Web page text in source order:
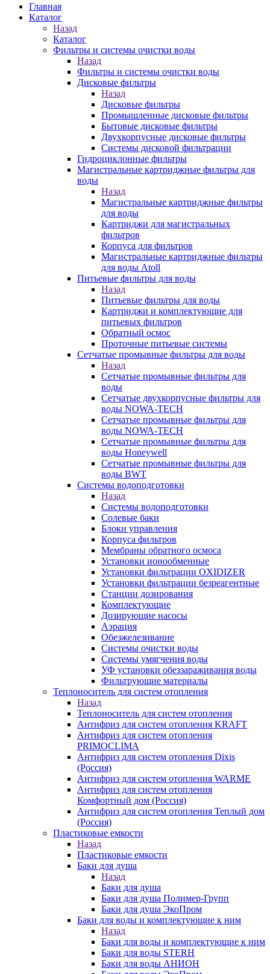
Главная
Каталог
Назад
Каталог
Фильтры и системы очистки воды
Назад
Фильтры и системы очистки воды
Дисковые фильтры
Назад
Дисковые фильтры
Промышленные дисковые фильтры
Бытовые дисковые фильтры
Двухкорпусные дисковые фильтры
Системы дисковой фильтрации
Гидроциклонные фильтры
Магистральные картриджные фильтры для
воды
Назад
Магистральные картриджные фильтры
для воды
Картриджи для магистральных
фильтров
Корпуса для фильтров
Магистральные картриджные фильтры
для воды Atoll
Питьевые фильтры для воды
Назад
Питьевые фильтры для воды
Картриджи и комплектующие для
питьевых фильтров
Обратный осмос
Проточные питьевые системы
Сетчатые промывные фильтры для воды
Назад
Сетчатые промывные фильтры для
воды
Сетчатые двухкорпусные фильтры для
воды NOWA-TECH
Сетчатые промывные фильтры для
воды NOWA-TECH
Сетчатые промывные фильтры для
воды Honeywell
Сетчатые промывные фильтры для
воды BWT
Системы водоподготовки
Назад
Системы водоподготовки
Солевые баки
Блоки управления
Корпуса фильтров
Мембраны обратного осмоса
Установки ионообменные
Установки фильтрации OXIDIZER
Установки фильтрации безреагентные
Станции дозирования
Комплектующие
Дозирующие насосы
Аэрация
Обезжелезивание
Системы очистки воды
Системы умягчения воды
УФ установки обеззараживания воды
Фильтрующие материалы
Теплоноситель для систем отопления
Назад
Теплоноситель для систем отопления
Антифриз для систем отопления KRAFT
Антифриз для систем отопления
PRIMOCLIMA
Антифриз для систем отопления Dixis
(Россия)
Антифриз для систем отопления WARME
Антифриз для систем отопления
Комфортный дом (Россия)
Антифриз для систем отопления Теплый дом
(Россия)
Пластиковые емкости
Назад
Пластиковые емкости
Баки для душа
Назад
Баки для душа
Баки для душа Полимер-Групп
Баки для душа ЭкоПром
Баки для воды и комплектующие к ним
Назад
Баки для воды и комплектующие к ним
Баки для воды STERH
Баки для воды АНИОН